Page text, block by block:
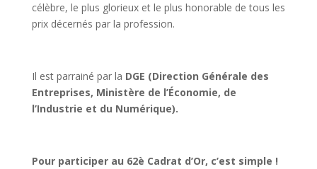
célèbre, le plus glorieux et le plus honorable de tous les
prix décernés par la profession.
Il est parrainé par la DGE (Direction Générale des
Entreprises, Ministère de l’Économie, de
l’Industrie et du Numérique).
Pour participer au 62è Cadrat d’Or, c’est simple !